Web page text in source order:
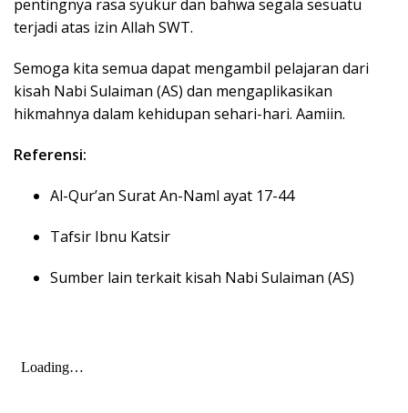
pentingnya rasa syukur dan bahwa segala sesuatu
terjadi atas izin Allah SWT.
Semoga kita semua dapat mengambil pelajaran dari
kisah Nabi Sulaiman (AS) dan mengaplikasikan
hikmahnya dalam kehidupan sehari-hari. Aamiin.
Referensi:
Al-Qur’an Surat An-Naml ayat 17-44
Tafsir Ibnu Katsir
Sumber lain terkait kisah Nabi Sulaiman (AS)